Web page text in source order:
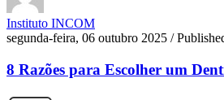
Instituto INCOM
segunda-feira, 06 outubro 2025 /
8 Razões para Escolher um